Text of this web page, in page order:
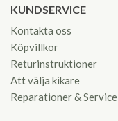
KUNDSERVICE
Kontakta oss
Köpvillkor
Returinstruktioner
Att välja kikare
Reparationer & Service